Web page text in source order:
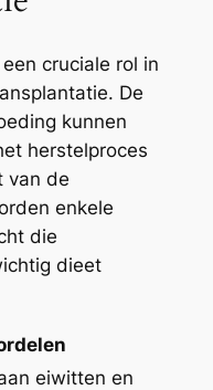
cruciale rol in
De
kunnen
herstelproces
van de
enkele
die
dieet
eiwitten en